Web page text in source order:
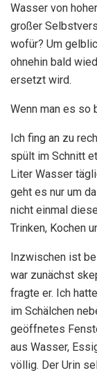
Wasser von
großer
wofür? Um
ohnehin bald
ersetzt wird.
Wenn man es so
Ich fing an zu
spült im Schnitt
Liter Wasser
geht es nur um
nicht einmal
Trinken, Kochen
Inzwischen ist
war zunächst
fragte er. Ich
im Schälchen
geöffnetes
aus Wasser,
völlig. Der Urin